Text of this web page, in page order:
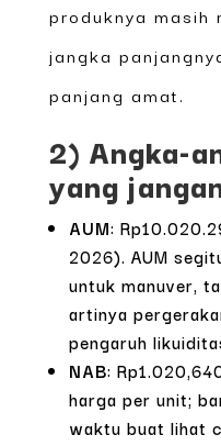
produknya
jangka
panjang amat.
2) Angka-
yang
AUM:
2026). AUM
untuk manuver,
artinya
pengaruh
NAB:
harga per unit;
waktu buat lihat